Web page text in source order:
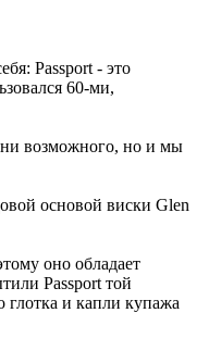
Passport - это
60-ми,
возможного, но и мы
основой виски Glen
оно обладает
Passport той
глотка и капли купажа